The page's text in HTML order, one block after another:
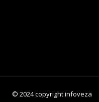
© 2024 copyright infoveza